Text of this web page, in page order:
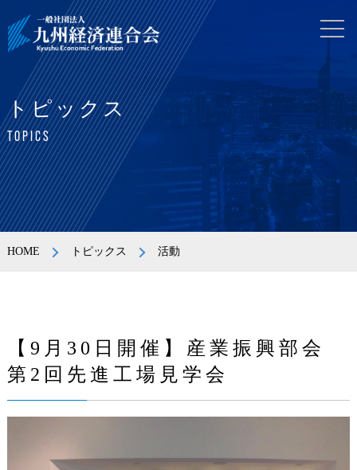
トピックス
TOPICS
HOME トピックス 活動
【9月30日開催】産業振興部会
第2回先進工場見学会